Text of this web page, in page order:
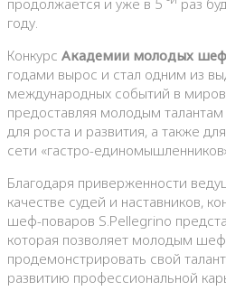
продолжается и уже в 5
раз
году.
Конкурс Академии молодых
годами вырос и стал одним из
международных событий в
предоставляя молодым
для роста и развития, а также
сети «гастро-
Благодаря приверженности
качестве судей и наставников,
шеф-поваров S.Pellegrino
которая позволяет молодым
продемонстрировать свой
развитию профессиональной